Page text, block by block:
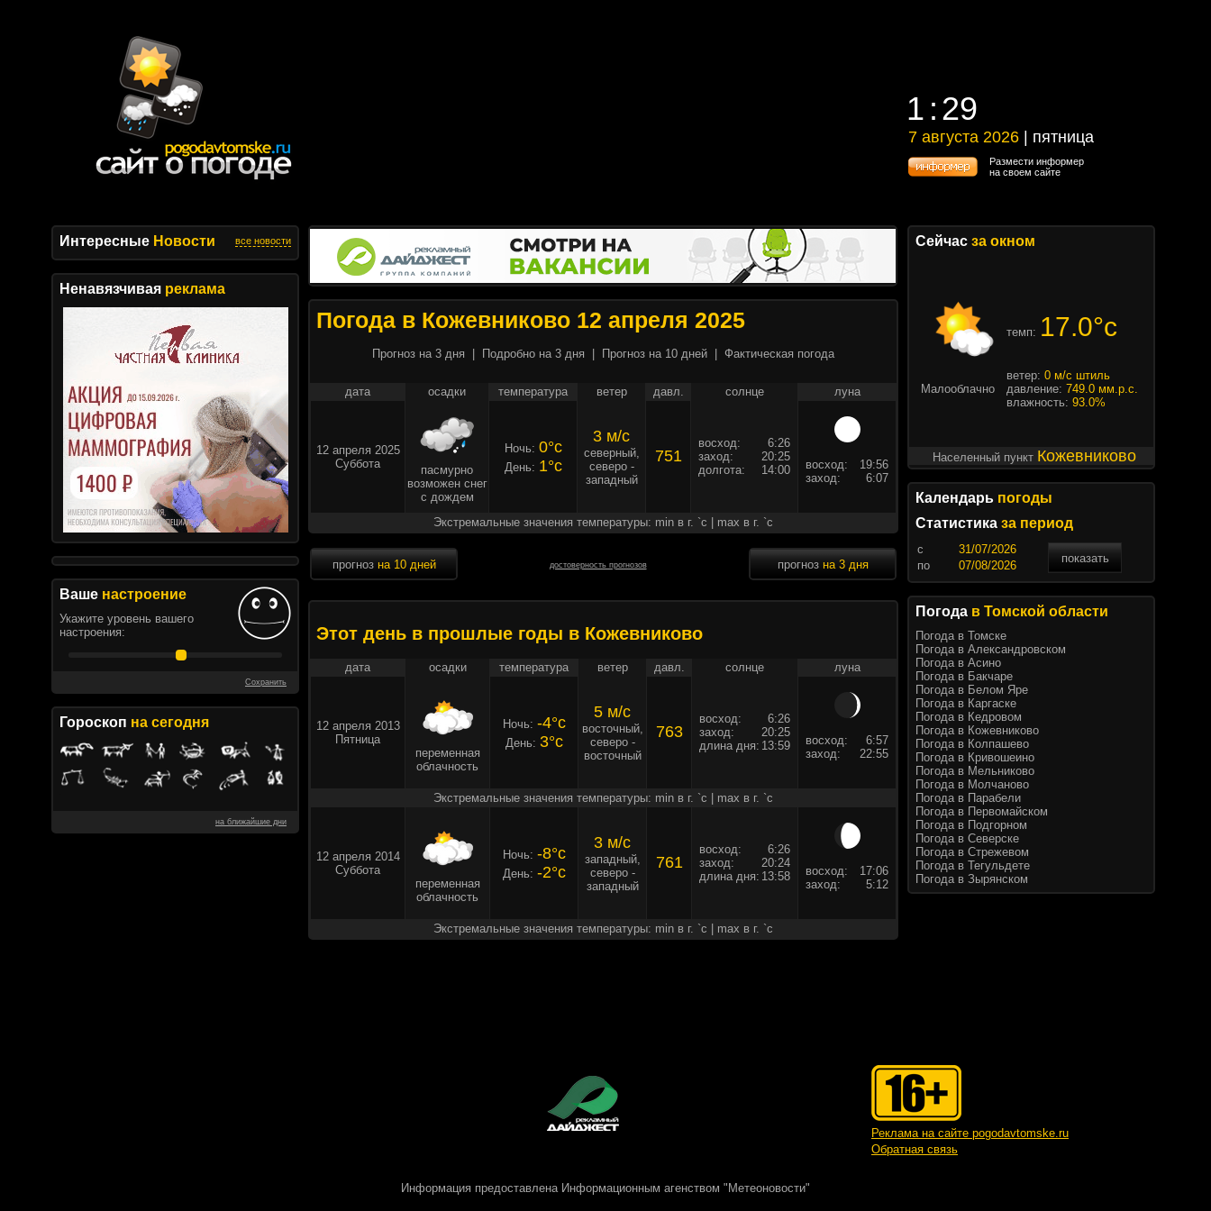
1 29
1 29
7 августа 2026 | пятница
7 августа 2026 | пятница
Размести информер
на своем сайте
Интересные Новости все новости
Ненавязчивая реклама
Ваше настроение
Укажите уровень вашего
настроения:
Сохранить
Гороскоп на сегодня
на ближайшие дни
Погода в Кожевниково 12 апреля 2025
Прогноз на 3 дня Подробно на 3 дня Прогноз на 10 дней Фактическая погода
дата осадки температура ветер давл. солнце луна
12 апреля 2025
Суббота
пасмурно
возможен снег
с дождем
Ночь: 0°c
День: 1°c
3 м/c
северный,
северо -
западный
751
восход:
6:26
заход:
20:25
долгота:
14:00 восход:
19:56
заход:
6:07
Экстремальные значения температуры: min в г. `c | max в г. `c
прогноз на 10 дней достоверность прогнозов прогноз на 3 дня
Этот день в прошлые годы в Кожевниково
дата осадки температура ветер давл. солнце луна
12 апреля 2013
Пятница
переменная
облачность
Ночь: -4°c
День: 3°c
5 м/c
восточный,
северо -
восточный
763
восход:
6:26
заход:
20:25
длина дня: 13:59 восход:
6:57
заход:
22:55
Экстремальные значения температуры: min в г. `c | max в г. `c
12 апреля 2014
Суббота
переменная
облачность
Ночь: -8°c
День: -2°c
3 м/c
западный,
северо -
западный
761
восход:
6:26
заход:
20:24
длина дня: 13:58 восход:
17:06
заход:
5:12
Экстремальные значения температуры: min в г. `c | max в г. `c
Сейчас за окном
темп: 17.0°c
Малооблачно
ветер: 0 м/с штиль
давление: 749.0 мм.р.с.
влажность: 93.0%
Населенный пункт Кожевниково
Календарь погоды
Статистика за период
c
показать
по
Погода в Томской области
Погода в Томске
Погода в Александровском
Погода в Асино
Погода в Бакчаре
Погода в Белом Яре
Погода в Каргаске
Погода в Кедровом
Погода в Кожевниково
Погода в Колпашево
Погода в Кривошеино
Погода в Мельниково
Погода в Молчаново
Погода в Парабели
Погода в Первомайском
Погода в Подгорном
Погода в Северске
Погода в Стрежевом
Погода в Тегульдете
Погода в Зырянском
Реклама на сайте pogodavtomske.ru
Обратная связь
Информация предоставлена Информационным агенством "Метеоновости"